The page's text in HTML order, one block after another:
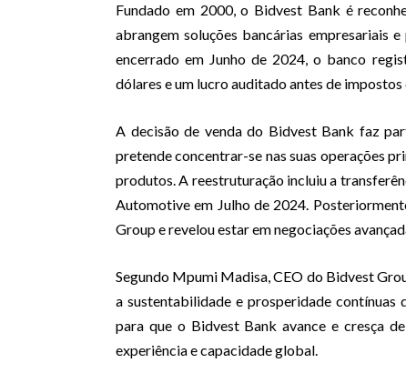
Fundado em 2000, o Bidvest Bank é
abrangem soluções bancárias empresariais
encerrado em Junho de 2024, o banco
dólares e um lucro auditado antes de
A decisão de venda do Bidvest Bank faz
pretende concentrar-se nas suas operações
produtos. A reestruturação incluiu a
Automotive em Julho de 2024.
Group e revelou estar em negociações
Segundo Mpumi Madisa, CEO do Bidvest
a sustentabilidade e prosperidade contínuas
para que o Bidvest Bank avance e cresça
experiência e capacidade global.